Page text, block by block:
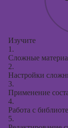
Изучите
1.
Сложные
2.
Настройки
3.
Применение
4.
Работа с
5.